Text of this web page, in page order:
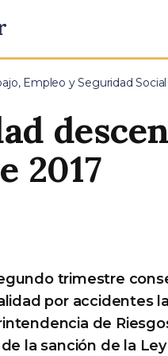
Empleo y Seguridad Social
2017
trimestre
por accidentes
de
la sanción de la